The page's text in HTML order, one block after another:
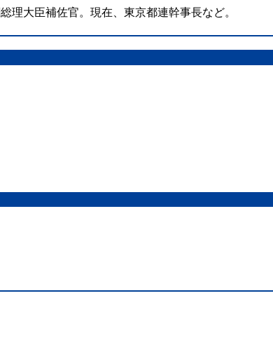
理大臣補佐官。現在、東京都連幹事長など。